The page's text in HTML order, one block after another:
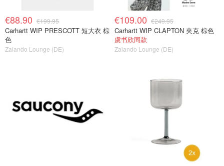
€88.90 €199.95
Carhartt WIP PRESCOTT 短大衣 棕
色
Zalando Lounge (DE)
€109.00 €249.95
Carhartt WIP CLAPTON 夹克 棕色
虞书欣同款
Zalando Lounge (DE)